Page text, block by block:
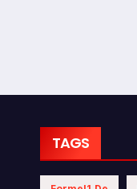
TAGS